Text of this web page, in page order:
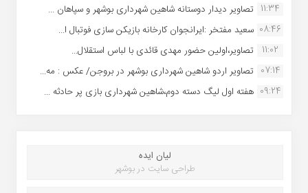
11:34 تصاویر دیدار دوستانه شاهین شهردارى بوشهر و سپاهان ...
08:46 سعید مفتخر :ایرانجوان کارخانه بازیکن سازی فوتبال ا...
11:02
تصاویر،اولین حضور مهدی قائدی با لباس استقلال...
07:14 تصاویر اردو شاهین شهرداری بوشهر در بروجن/ عکس : مه...
09:24 هفته اول لیگ دسته دوم،شاهین شهرداری بازی پر حادثه ...
لیان ایده
طراحی سایت در بوشهر